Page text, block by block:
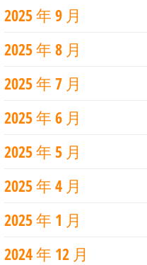
2025 年 9 月
2025 年 8 月
2025 年 7 月
2025 年 6 月
2025 年 5 月
2025 年 4 月
2025 年 1 月
2024 年 12 月